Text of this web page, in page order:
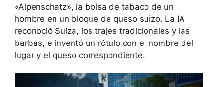
«Alpenschatz», la bolsa de tabaco de un
hombre en un bloque de queso suizo. La IA
reconoció Suiza, los trajes tradicionales y las
barbas, e inventó un rótulo con el nombre del
lugar y el queso correspondiente.